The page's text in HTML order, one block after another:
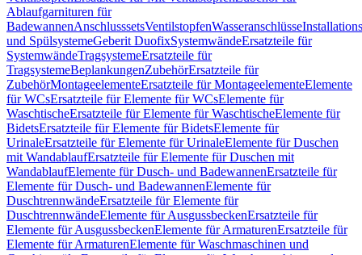
Ablaufgarnituren für
BadewannenAnschlusssetsVentilstopfenWasseranschlüsse
und SpülsystemeGeberit DuofixSystemwändeErsatzteile für
SystemwändeTragsystemeErsatzteile für
TragsystemeBeplankungenZubehörErsatzteile für
ZubehörMontageelementeErsatzteile für MontageelementeElemente
für WCsErsatzteile für Elemente für WCsElemente für
WaschtischeErsatzteile für Elemente für WaschtischeElemente für
BidetsErsatzteile für Elemente für BidetsElemente für
UrinaleErsatzteile für Elemente für UrinaleElemente für Duschen
mit WandablaufErsatzteile für Elemente für Duschen mit
WandablaufElemente für Dusch- und BadewannenErsatzteile für
Elemente für Dusch- und BadewannenElemente für
DuschtrennwändeErsatzteile für Elemente für
DuschtrennwändeElemente für AusgussbeckenErsatzteile für
Elemente für AusgussbeckenElemente für ArmaturenErsatzteile für
Elemente für ArmaturenElemente für Waschmaschinen und